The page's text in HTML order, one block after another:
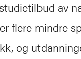
av
flere mindre
og